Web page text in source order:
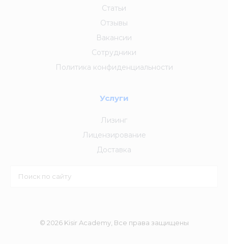
Статьи
Отзывы
Вакансии
Сотрудники
Политика конфиденциальности
Услуги
Лизинг
Лицензирование
Доставка
© 2026 Kisir Academy, Все права защищены